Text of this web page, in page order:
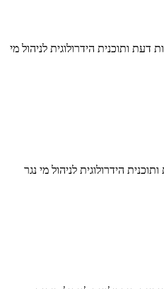
לציון, חוות דעת ותוכנית הידרולוגית לניהול מי